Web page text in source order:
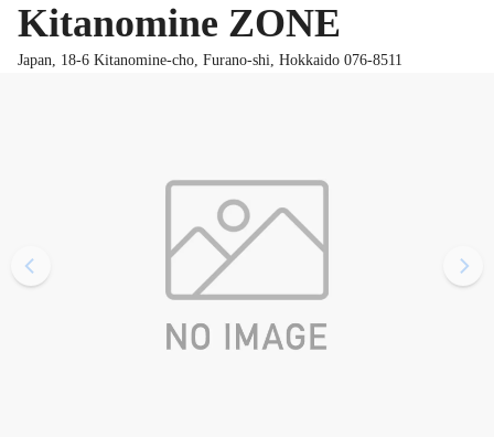
Kitanomine ZONE
Japan, 18-6 Kitanomine-cho, Furano-shi, Hokkaido 076-8511